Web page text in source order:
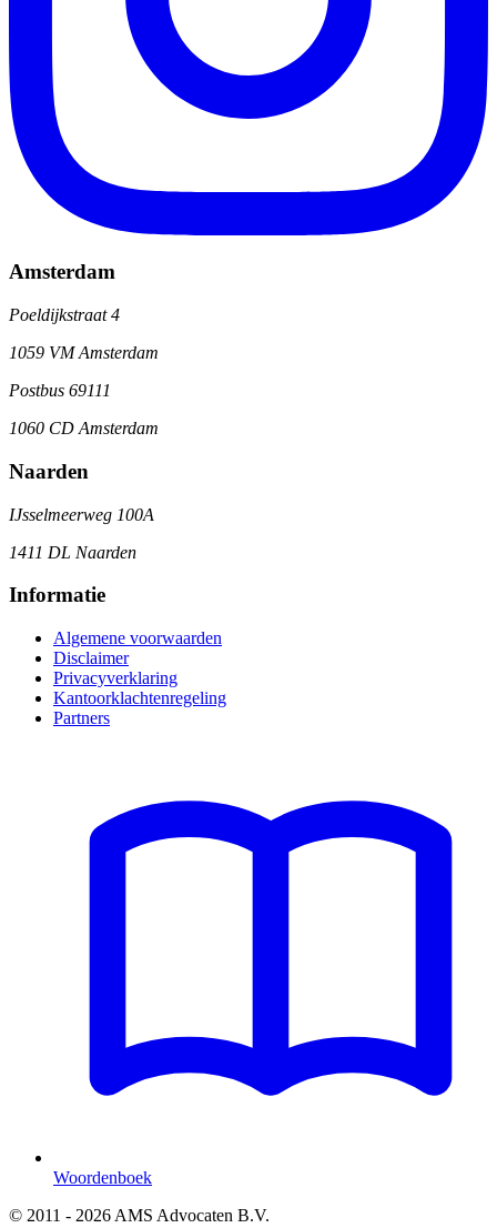
Amsterdam
Poeldijkstraat 4
1059 VM Amsterdam
Postbus 69111
1060 CD Amsterdam
Naarden
IJsselmeerweg 100A
1411 DL Naarden
Informatie
Algemene voorwaarden
Disclaimer
Privacyverklaring
Kantoorklachtenregeling
Partners
Woordenboek
© 2011 - 2026 AMS Advocaten B.V.